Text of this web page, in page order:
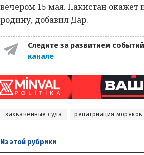
вечером 15 мая. Пакистан
родину, добавил Дар.
Следите за развитием
канале
захваченные суда репатриация моряков
Из этой рубрики